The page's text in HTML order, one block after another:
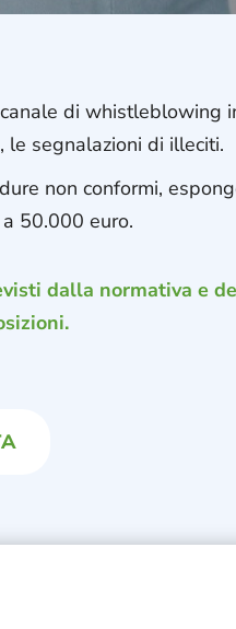
di whistleblowing
segnalazioni di illeciti.
non conformi,
50.000 euro.
dalla normativa e